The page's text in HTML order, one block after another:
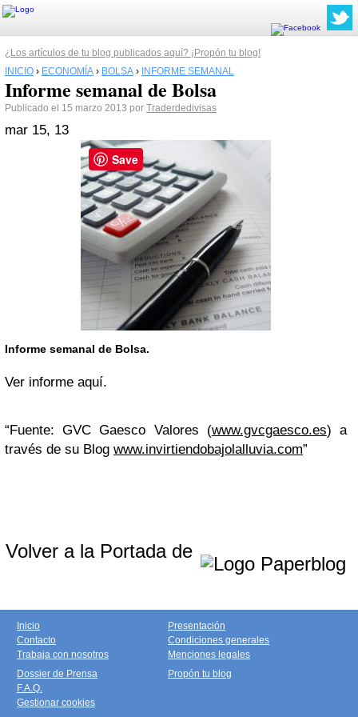
¿Los artículos de tu blog publicados aquí? ¡Propón tu blog!
INICIO › ECONOMÍA › BOLSA › INFORME SEMANAL
Informe semanal de Bolsa
Publicado el 15 marzo 2013 por Traderdedivisas
mar 15, 13
Informe semanal de Bolsa.
Ver informe aquí.
“Fuente: GVC Gaesco Valores (www.gvcgaesco.es) a
través de su Blog www.invirtiendobajolalluvia.com”
Volver a la Portada de
Inicio
Contacto
Trabaja con nosotros
Presentación
Condiciones generales
Menciones legales
Dossier de Prensa
F.A.Q.
Gestionar cookies
Propón tu blog
Save